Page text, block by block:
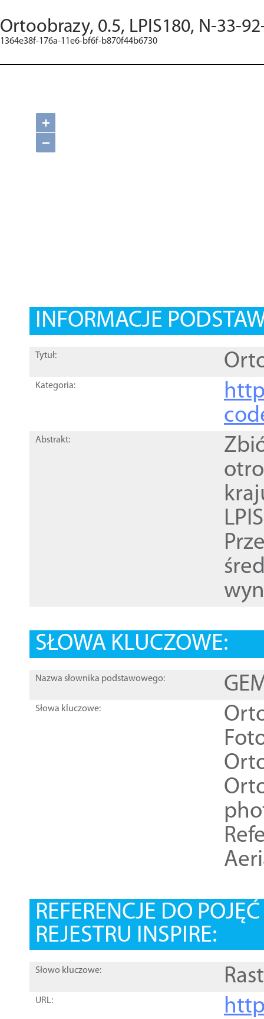
Ortoobrazy, 0.5, LPIS180, N-33-
1364e38f-176a-11e6-bf6f-b870f44b6730
+
−
INFORMACJE
Tytuł:
Kategoria:
Abstrakt:
SŁOWA KLUCZOWE:
Nazwa słownika podstawowego:
Słowa kluczowe:
REFERENCJE DO
REJESTRU INSPIRE:
Słowo kluczowe:
URL: